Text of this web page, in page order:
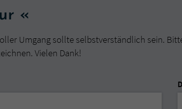
«
Umgang sollte selbstverständlich sein.
Vielen Dank!